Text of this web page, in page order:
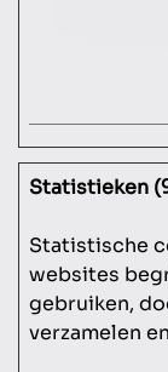
Statistieken
Statistische
websites
gebruiken,
verzamelen